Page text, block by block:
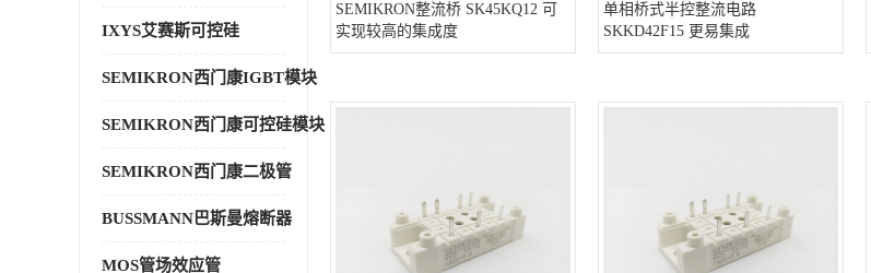
IXYS艾赛斯可控硅
SEMIKRON西门康IGBT模块
SEMIKRON西门康可控硅模块
SEMIKRON西门康二极管
BUSSMANN巴斯曼熔断器
MOS管场效应管
SEMIKRON整流桥 SK45KQ12 可
实现较高的集成度
单相桥式半控整流电路
SKKD42F15 更易集成